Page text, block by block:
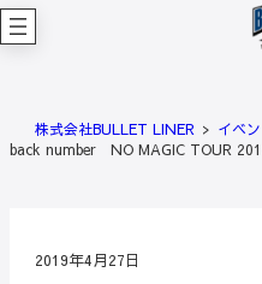
内
容
ッ
株式会社BULLET LINER イベ
back number NO MAGIC TOUR
2019年4月27日